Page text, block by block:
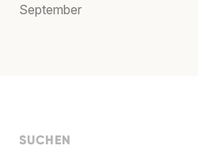
September
SUCHEN